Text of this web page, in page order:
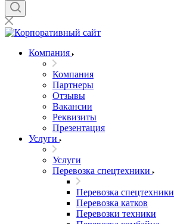
Компания
Компания
Партнеры
Отзывы
Вакансии
Реквизиты
Презентация
Услуги
Услуги
Перевозка спецтехники
Перевозка спецтехники
Перевозка катков
Перевозки техники